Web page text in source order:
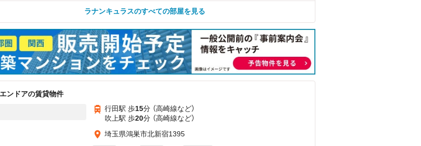
ラナンキュラスのすべての部屋を見る
エンドアの賃貸物件
行田駅 歩15分 （高崎線など）
吹上駅 歩20分 （高崎線など）
埼玉県鴻巣市北新宿1395